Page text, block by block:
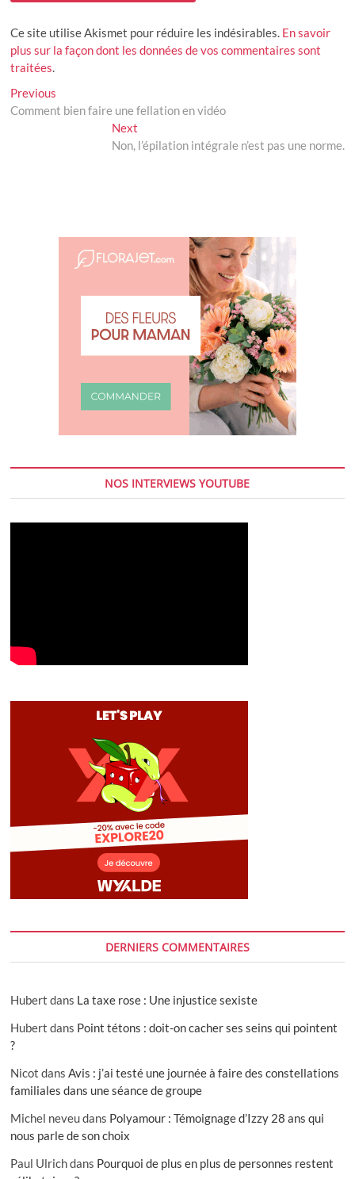
Ce site utilise Akismet pour réduire les indésirables. En savoir
plus sur la façon dont les données de vos commentaires sont
traitées.
Navigation
de
Previous
post:
Comment bien faire une fellation en vidéo
NextNext
post:
Non, l’épilation intégrale n’est pas une norme.
NOS INTERVIEWS YOUTUBE
DERNIERS COMMENTAIRES
Hubert dans La taxe rose : Une injustice sexiste
Hubert dans Point tétons : doit-on cacher ses seins qui pointent
?
Nicot dansAvis : j’ai testé une journée à faire des constellations
familiales dans une séance de groupe
Michel neveudans Polyamour : Témoignage d’Izzy 28 ans qui
nous parle de son choix
Paul Ulrichdans Pourquoi de plus en plus de personnes restent